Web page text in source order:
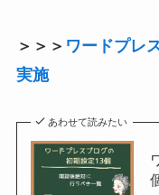
＞＞＞ ワードプレ
実施
あわせて読みたい